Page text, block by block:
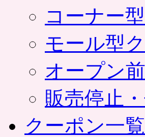
コーナー
モール型
オープン
販売停止
クーポン一